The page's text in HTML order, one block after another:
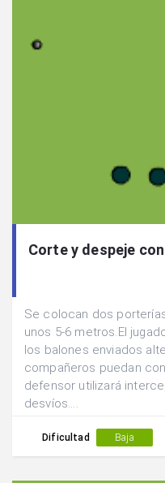
Corte y despeje
Se colocan dos
unos 5-6 metros.El
los balones enviados
compañeros puedan
defensor utilizará
desvíos....
Dificultad Baja